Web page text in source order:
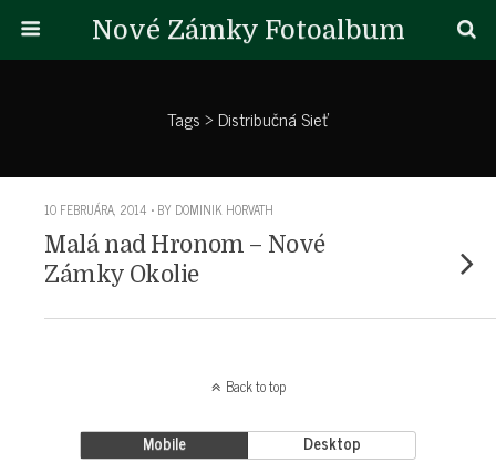
Nové Zámky Fotoalbum
Tags › Distribučná Sieť
10 FEBRUÁRA, 2014 • BY DOMINIK HORVATH
Malá nad Hronom – Nové
Zámky Okolie
Back to top
Mobile Desktop